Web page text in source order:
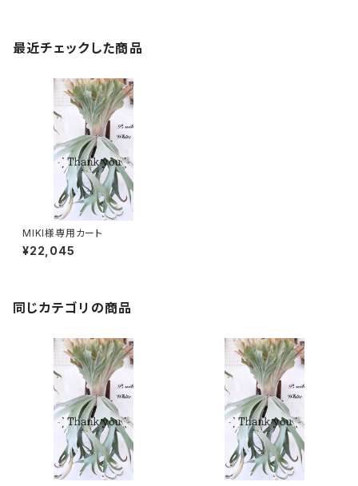
最近チェックした商品
MIKI様専用カート
¥22,045
同じカテゴリの商品